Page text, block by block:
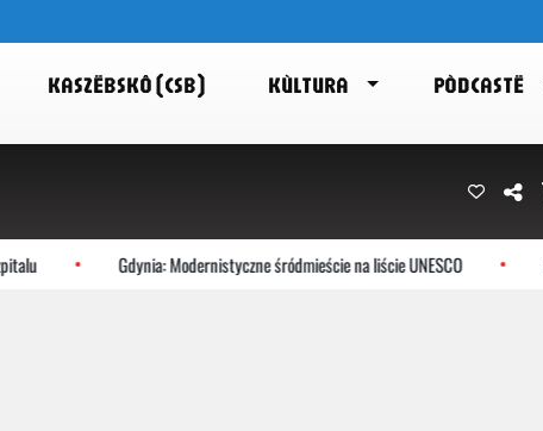
KASZËBSKÔ (CSB) KÙLTURA PÒDCASTË
Gdynia: Modernistyczne śródmieście na liście UNESCO